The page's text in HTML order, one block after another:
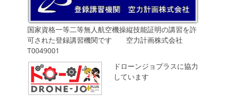
国家資格一等二等無人航空機操縦技能証明の講習を許
可された登録講習機関です 空力計画株式会社
T0049001
ドローンジョプラスに協力
しています